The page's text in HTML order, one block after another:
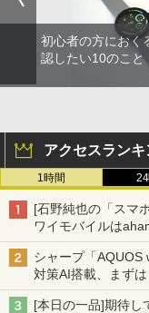
初心者の方におく
認したい10のこと
アクセスランキ
1時間
[石野純也の「スマ
ワイモバイルは
割」の安さと1年限
シャープ「AQUOS
対策AI搭載、まず
[本日の一品]期待